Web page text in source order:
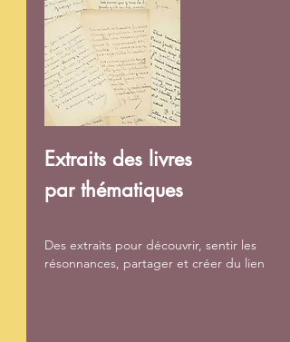
Extraits des livres
par thématiques
Des extraits pour découvrir, sentir les
résonnances, partager et créer du lien